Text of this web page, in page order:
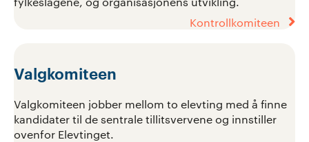
Kontrollkomiteen
Valgkomiteen
Valgkomiteen jobber mellom to elevting med å finne
kandidater til de sentrale tillitsvervene og innstiller
ovenfor Elevtinget.